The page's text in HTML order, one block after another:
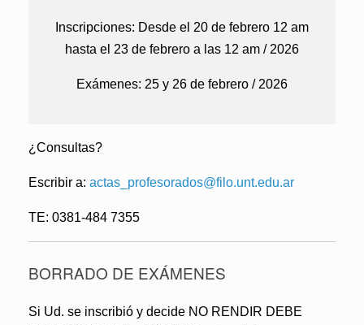
Inscripciones: Desde el 20 de febrero 12 am
hasta el 23 de febrero a las 12 am / 2026
Exámenes: 25 y 26 de febrero / 2026
¿Consultas?
Escribir a: actas_profesorados@filo.unt.edu.ar
TE: 0381-484 7355
BORRADO DE EXÁMENES
Si Ud. se inscribió y decide NO RENDIR DEBE